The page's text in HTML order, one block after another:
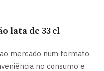
lata de 33 cl
mercado num formato
no consumo e